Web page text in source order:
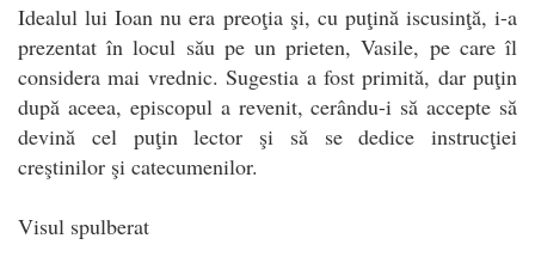
Idealul lui Ioan nu era preoţia şi, cu puţină iscusinţă, i-a
prezentat în locul său pe un prieten, Vasile, pe care îl
considera mai vrednic. Sugestia a fost primită, dar puţin
după aceea, episcopul a revenit, cerându-i să accepte să
devină cel puţin lector şi să se dedice instrucţiei
creştinilor şi catecumenilor.
Visul spulberat